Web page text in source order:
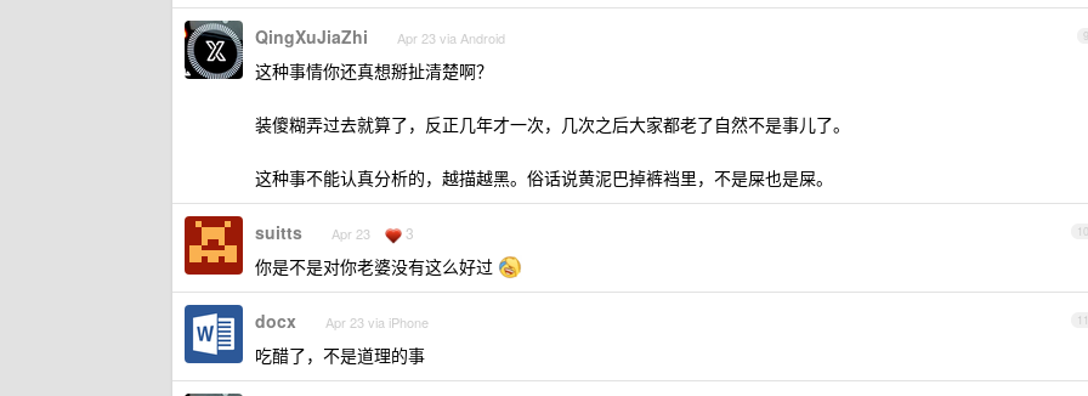
9
QingXuJiaZhi Apr 23 via Android
这种事情你还真想掰扯清楚啊？
装傻糊弄过去就算了，反正几年才一次，几次之后大家都老了自然不是事儿了。
这种事不能认真分析的，越描越黑。俗话说黄泥巴掉裤裆里，不是屎也是屎。
10
suitts Apr 23 3
你是不是对你老婆没有这么好过
11
docx Apr 23 via iPhone
吃醋了，不是道理的事